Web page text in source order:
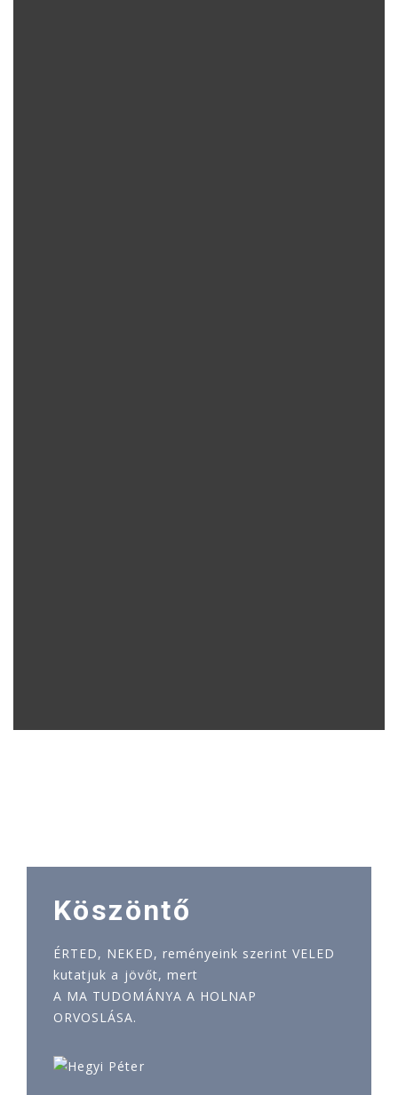
Köszöntő
ÉRTED, NEKED, reményeink szerint VELED
kutatjuk a jövőt, mert
A MA TUDOMÁNYA A HOLNAP
ORVOSLÁSA.